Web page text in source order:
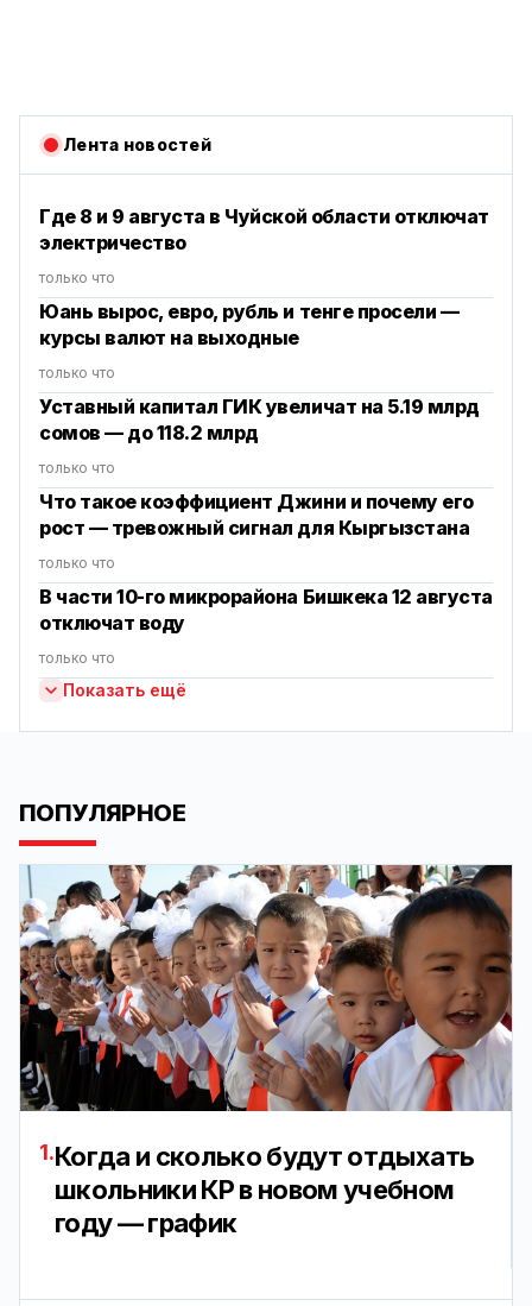
Лента новостей
Где 8 и 9 августа в Чуйской области отключат
электричество
только что
Юань вырос, евро, рубль и тенге просели —
курсы валют на выходные
только что
Уставный капитал ГИК увеличат на 5.19 млрд
сомов — до 118.2 млрд
только что
Что такое коэффициент Джини и почему его
рост — тревожный сигнал для Кыргызстана
только что
В части 10-го микрорайона Бишкека 12 августа
отключат воду
только что
Показать ещё
ПОПУЛЯРНОЕ
1.Когда и сколько будут отдыхать
школьники КР в новом учебном
году — график